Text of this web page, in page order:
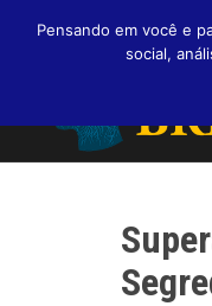
Pensando em você e
social,